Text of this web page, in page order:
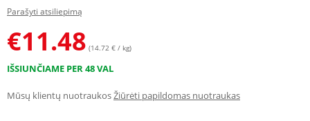
Parašyti atsiliepimą
€11.48 (14.72 € / kg)
IŠSIUNČIAME PER 48 VAL
Mūsų klientų nuotraukosŽiūrėti papildomas nuotraukas